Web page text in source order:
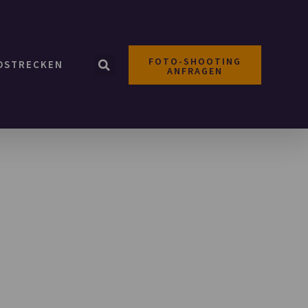
FOTO-SHOOTING
ANFRAGEN